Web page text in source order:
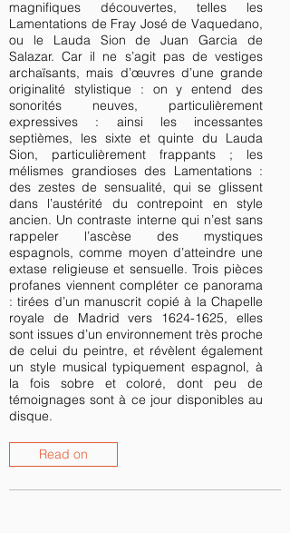
magnifiques découvertes, telles les
Lamentations de Fray José de Vaquedano,
ou le Lauda Sion de Juan Garcia de
Salazar. Car il ne s’agit pas de vestiges
archaïsants, mais d’œuvres d’une grande
originalité stylistique : on y entend des
sonorités neuves, particulièrement
expressives : ainsi les incessantes
septièmes, les sixte et quinte du Lauda
Sion, particulièrement frappants ; les
mélismes grandioses des Lamentations :
des zestes de sensualité, qui se glissent
dans l’austérité du contrepoint en style
ancien. Un contraste interne qui n’est sans
rappeler l’ascèse des mystiques
espagnols, comme moyen d’atteindre une
extase religieuse et sensuelle. Trois pièces
profanes viennent compléter ce panorama
: tirées d’un manuscrit copié à la Chapelle
royale de Madrid vers 1624-1625, elles
sont issues d’un environnement très proche
de celui du peintre, et révèlent également
un style musical typiquement espagnol, à
la fois sobre et coloré, dont peu de
témoignages sont à ce jour disponibles au
disque.
Read on